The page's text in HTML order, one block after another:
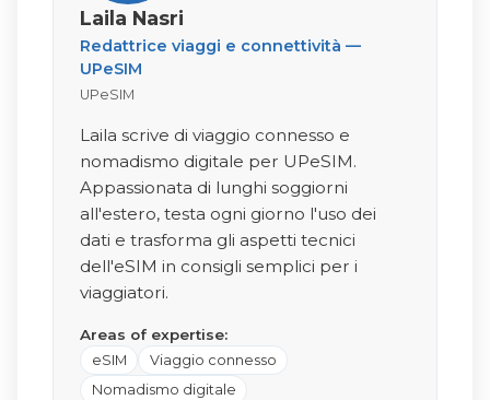
Laila Nasri
Redattrice viaggi e connettività —
UPeSIM
UPeSIM
Laila scrive di viaggio connesso e
nomadismo digitale per UPeSIM.
Appassionata di lunghi soggiorni
all'estero, testa ogni giorno l'uso dei
dati e trasforma gli aspetti tecnici
dell'eSIM in consigli semplici per i
viaggiatori.
Areas of expertise:
eSIM
Viaggio connesso
Nomadismo digitale